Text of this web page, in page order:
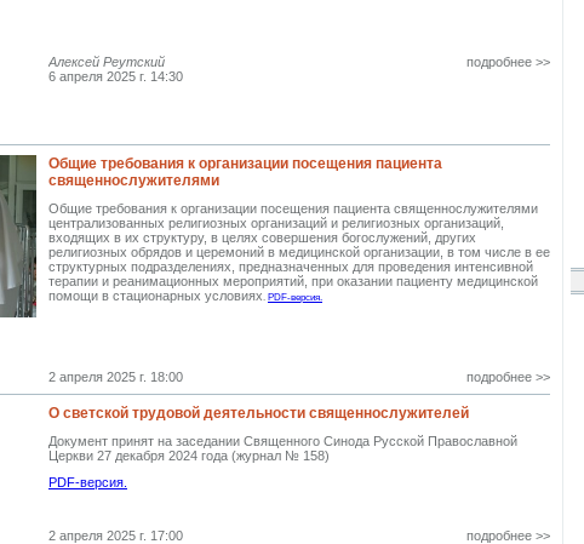
Алексей Реутский
6 апреля 2025 г. 14:30
подробнее >>
Общие требования к организации посещения пациента
священнослужителями
Общие требования к организации посещения пациента священнослужителями
централизованных религиозных организаций и религиозных организаций,
входящих в их структуру, в целях совершения богослужений, других
религиозных обрядов и церемоний в медицинской организации, в том числе в ее
структурных подразделениях, предназначенных для проведения интенсивной
терапии и реанимационных мероприятий, при оказании пациенту медицинской
помощи в стационарных условиях. PDF-версия.
2 апреля 2025 г. 18:00 подробнее >>
О светской трудовой деятельности священнослужителей
Документ принят на заседании Священного Синода Русской Православной
Церкви 27 декабря 2024 года (журнал № 158)
PDF-версия.
2 апреля 2025 г. 17:00 подробнее >>